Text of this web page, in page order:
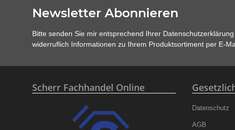
Newsletter Abonnieren
Bitte senden Sie mir entsprechend Ihrer Datenschutzerklärung
widerruflich Informationen zu Ihrem Produktsortiment per E-
Scherr Fachhandel Online
Datenschutz
AGB